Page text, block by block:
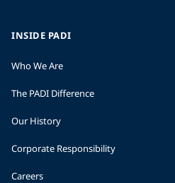
INSIDE PADI
Who We Are
The PADI Difference
Our History
Corporate Responsibility
Careers